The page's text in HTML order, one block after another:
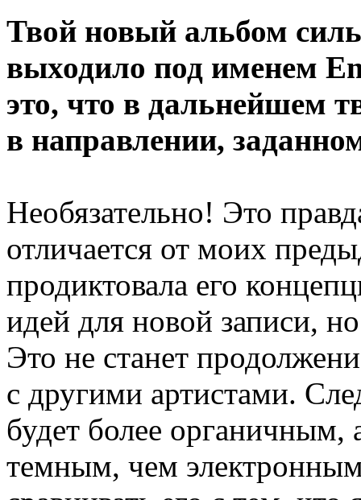
Твой новый альбом
выходило под именем
это, что в дальнейшем
в направлении,
Необязательно! Это
отличается от моих
продиктовала его
идей для новой записи,
Это не станет
с другими артистами.
будет более
темным, чем